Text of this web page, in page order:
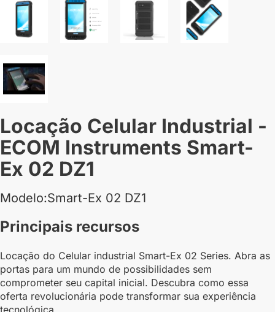
Locação Celular Industrial -
ECOM Instruments Smart-
Ex 02 DZ1
Modelo:Smart-Ex 02 DZ1
Principais recursos
Locação do Celular industrial Smart-Ex 02 Series. Abra as
portas para um mundo de possibilidades sem
comprometer seu capital inicial. Descubra como essa
oferta revolucionária pode transformar sua experiência